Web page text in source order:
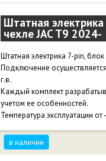
Штатная
чехле JAC T9 2024-
Штатная электрика 7-pin,
Подключение
г.в.
Каждый комплект
учетом ее особенностей.
Температура эксплуатации от
в наличии